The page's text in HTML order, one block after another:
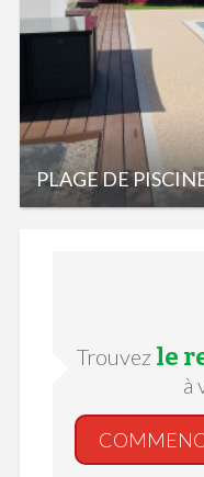
PLAGE DE
Trouvez le
à